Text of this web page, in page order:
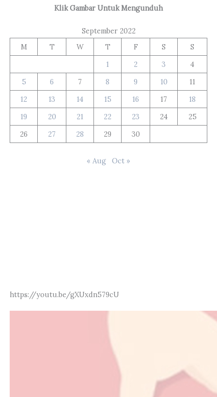
Klik Gambar Untuk Mengunduh
September 2022
M
T W T F S
S
1
2 3
4
5
6 7 8 9 10
11
12
13 14 15 16 17
18
19
20 21 22 23 24
25
26
27 28 29 30
« Aug Oct »
https://youtu.be/gXUxdn579cU